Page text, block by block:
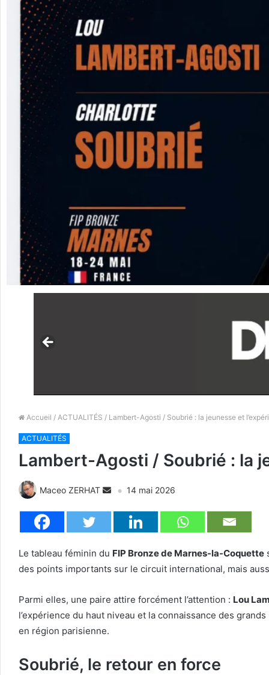
Accueil / ACTUALITÉS / Lambert-Agosti / Soubrié : la jeunesse et
ACTUALITÉS
Lambert-Agosti / Soubrié : la
Maceo ZERHAT 14 mai 2026
Le tableau féminin du FIP Bronze de Marnes-la-Coquette
des points importants sur le circuit international, mais
Parmi elles, une paire attire forcément l’attention : Lou
l’expérience du haut niveau et la connaissance des
en région parisienne.
Soubrié, le retour en force